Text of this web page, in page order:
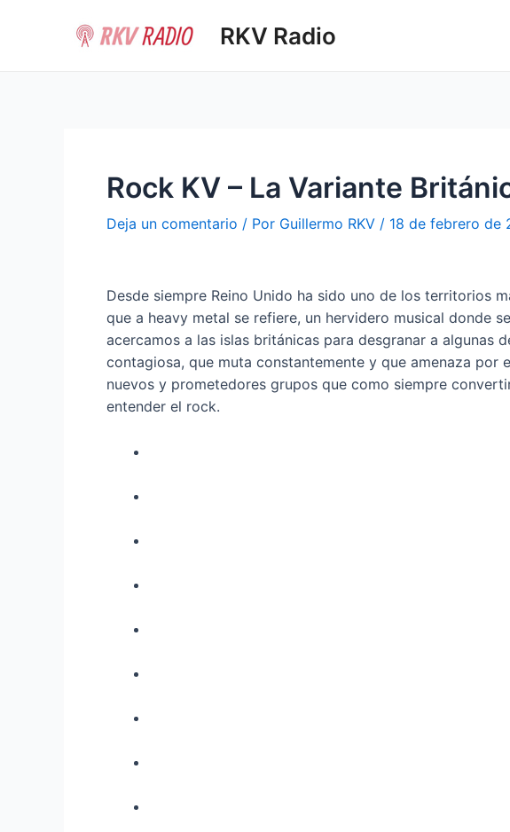
RKV Radio
Rock KV – La Variante
Deja un comentario / Por Guillermo RKV / 18 de febrero de
Desde siempre Reino Unido ha sido uno de los territorios
que a heavy metal se refiere, un hervidero musical donde
acercamos a las islas británicas para desgranar a algunas
contagiosa, que muta constantemente y que amenaza
nuevos y prometedores grupos que como siempre
entender el rock.